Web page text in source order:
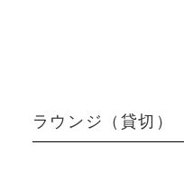
ラウンジ（貸切）